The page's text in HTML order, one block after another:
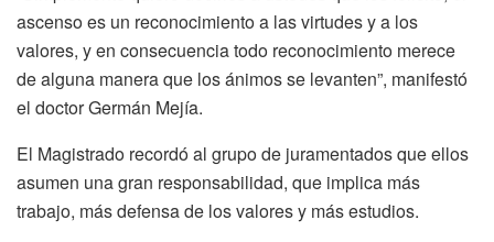
ascenso es un reconocimiento a las virtudes y a los
valores, y en consecuencia todo reconocimiento merece
de alguna manera que los ánimos se levanten”, manifestó
el doctor Germán Mejía.
El Magistrado recordó al grupo de juramentados que ellos
asumen una gran responsabilidad, que implica más
trabajo, más defensa de los valores y más estudios.